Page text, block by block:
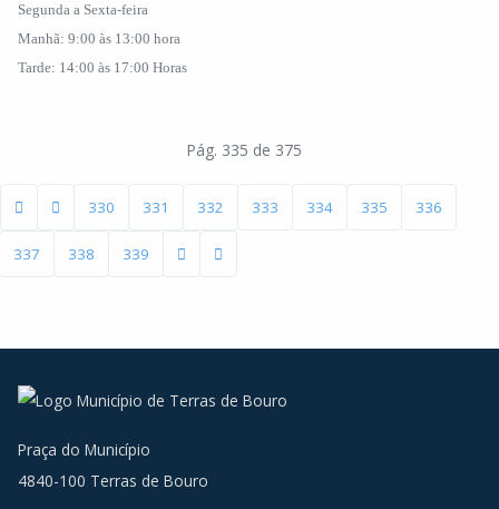
Segunda a Sexta-feira
Manhã: 9:00 às 13:00 hora
Tarde: 14:00 às 17:00 Horas
Pág. 335 de 375
330 331 332 333 334 335 336
337 338 339
Praça do Município
4840-100 Terras de Bouro